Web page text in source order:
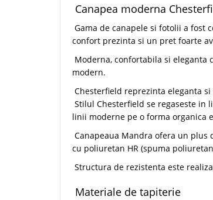
Canapea moderna
Gama de canapele si fotolii a fost
confort prezinta si un pret foarte
Moderna, confortabila si eleganta
modern.
Chesterfield reprezinta eleganta
Stilul Chesterfield se regaseste in
linii moderne pe o forma organica
Canapeaua Mandra ofera un
cu poliuretan HR (spuma
Structura de rezistenta este
Materiale de tapiterie